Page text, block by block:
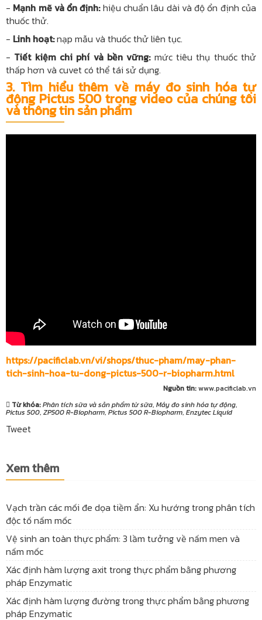
- Mạnh mẽ và ổn định:hiệu chuẩn lâu dài và độ ổn định của
thuốc thử.
- Linh hoạt:nạp mẫu và thuốc thử liên tục.
- Tiết kiệm chi phí và bền vững:mức tiêu thụ thuốc thử
thấp hơn và cuvet có thể tái sử dụng.
3. Tìm hiểu thêm về máy đo sinh hóa tự
động Pictus 500 trong video của chúng tôi
và thông tin sản phẩm
https://pacificlab.vn/vi/shops/thuc-pham/may-phan-
tich-sinh-hoa-tu-dong-pictus-500-r-biopharm.html
Nguồn tin:www.pacificlab.vn
Từ khóa:Phân tích sữa và sản phẩm từ sữa, Máy đo sinh hóa tự động,
Pictus 500, ZP500 R-Biopharm, Pictus 500 R-Biopharm, Enzytec Liquid
Tweet
Xem thêm
Vạch trần các mối đe dọa tiềm ẩn: Xu hướng trong phân tích
độc tố nấm mốc
Vệ sinh an toàn thực phẩm: 3 lầm tưởng về nấm men và
nấm mốc
Xác định hàm lượng axit trong thực phẩm bằng phương
pháp Enzymatic
Xác định hàm lượng đường trong thực phẩm bằng phương
pháp Enzymatic